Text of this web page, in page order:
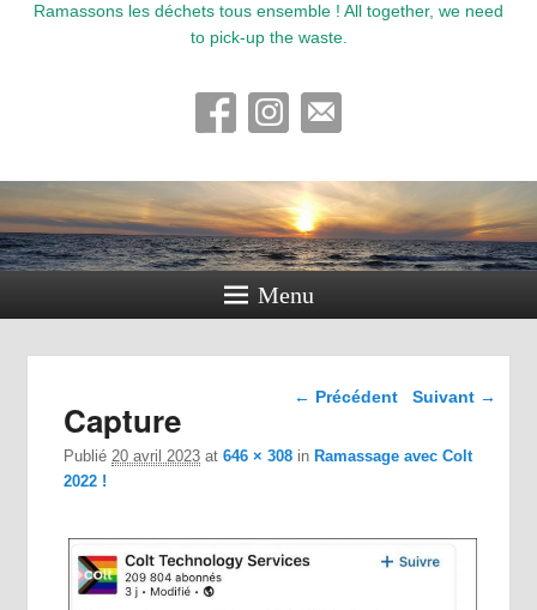
Ramassons les déchets tous ensemble ! All together, we need
to pick-up the waste.
Menu
Navigation dans les
← Précédent Suivant →
Capture
Publié20 avril 2023 at646 × 308 in Ramassage avec Colt
2022 !